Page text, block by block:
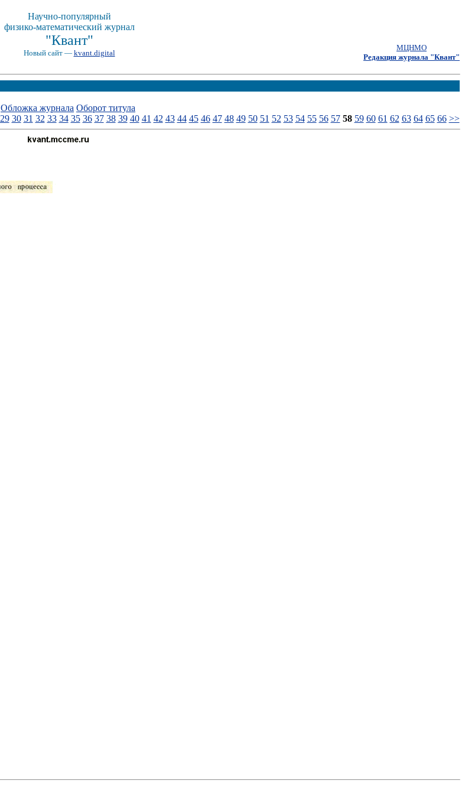
Научно-популярный
физико-математический журнал
"Квант"
Новый сайт — kvant.digital
МЦНМО
Редакция журнала "Квант"
Обложка журнала Оборот титула
29 30 31 32 33 34 35 36 37 38 39 40 41 42 43 44 45 46 47 48 49 50 51 52 53 54 55 56 57 58 59 60 61 62 63 64 65 66 >>